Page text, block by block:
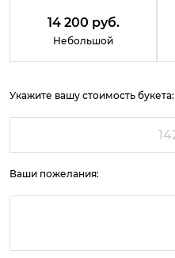
14 200 руб.
Небольшой
Укажите вашу стоимость букета:
Ваши пожелания: